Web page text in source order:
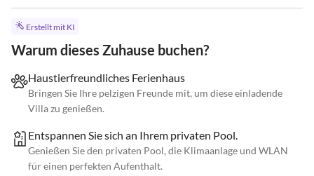
Erstellt mit KI
Warum dieses Zuhause buchen?
Haustierfreundliches Ferienhaus
Bringen Sie Ihre pelzigen Freunde mit, um diese einladende
Villa zu genießen.
Entspannen Sie sich an Ihrem privaten Pool.
Genießen Sie den privaten Pool, die Klimaanlage und WLAN
für einen perfekten Aufenthalt.